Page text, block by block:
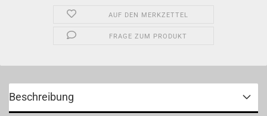
AUF DEN MERKZETTEL
FRAGE ZUM PRODUKT
Beschreibung